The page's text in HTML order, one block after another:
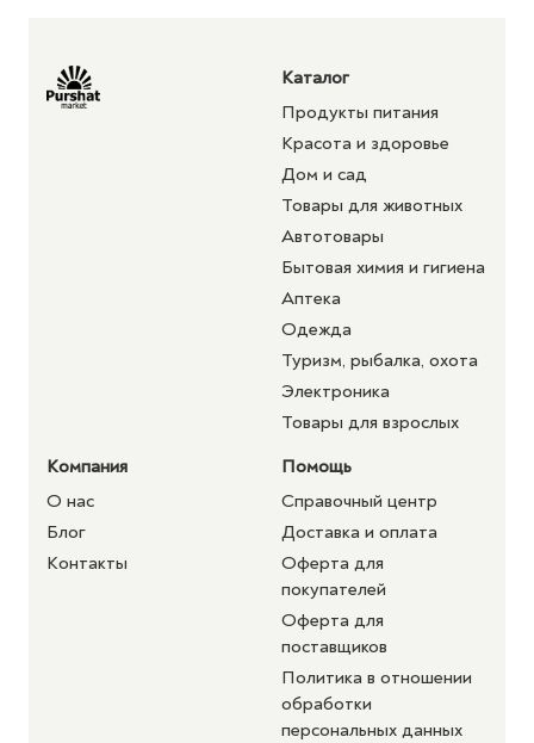
Каталог
Продукты питания
Красота и здоровье
Дом и сад
Товары для животных
Автотовары
Бытовая химия и гигиена
Аптека
Одежда
Туризм, рыбалка, охота
Электроника
Товары для взрослых
Компания
О нас
Блог
Контакты
Помощь
Справочный центр
Доставка и оплата
Оферта для
покупателей
Оферта для
поставщиков
Политика в отношении
обработки
персональных данных